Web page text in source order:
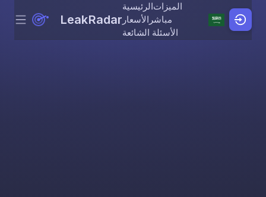
Skip to content
Menu LeakRadar
الرئيسيةالميزات
الأسعار مباشر
الأسئلة الشائعة